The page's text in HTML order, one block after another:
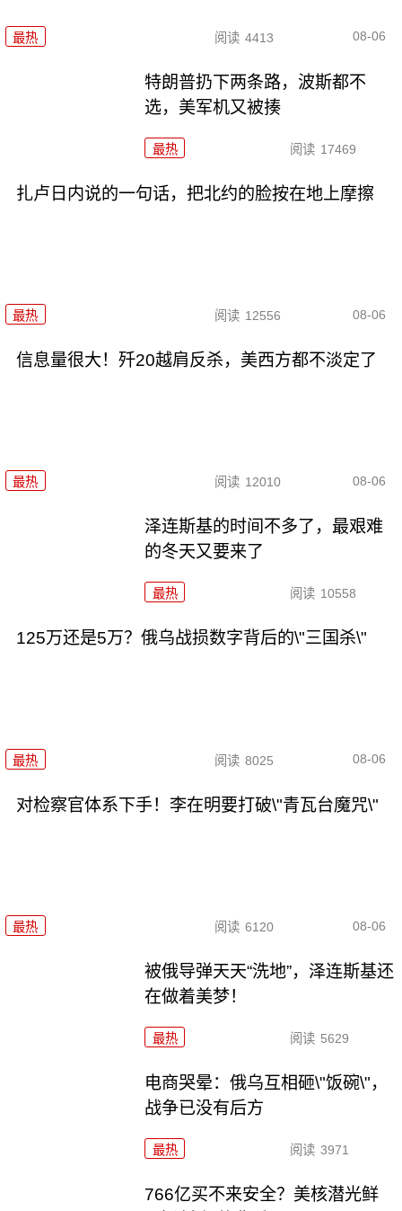
最热 阅读 4413 08-06
特朗普扔下两条路，波斯都不
选，美军机又被揍
最热 阅读 17469
扎卢日内说的一句话，把北约的脸按在地上摩擦
最热 阅读 12556 08-06
信息量很大！歼20越肩反杀，美西方都不淡定了
最热 阅读 12010 08-06
泽连斯基的时间不多了，最艰难
的冬天又要来了
最热 阅读 10558
125万还是5万？俄乌战损数字背后的\"三国杀\"
最热 阅读 8025 08-06
对检察官体系下手！李在明要打破\"青瓦台魔咒\"
最热 阅读 6120 08-06
被俄导弹天天“洗地”，泽连斯基还
在做着美梦！
最热 阅读 5629
电商哭晕：俄乌互相砸\"饭碗\"，
战争已没有后方
最热 阅读 3971
766亿买不来安全？美核潜光鲜